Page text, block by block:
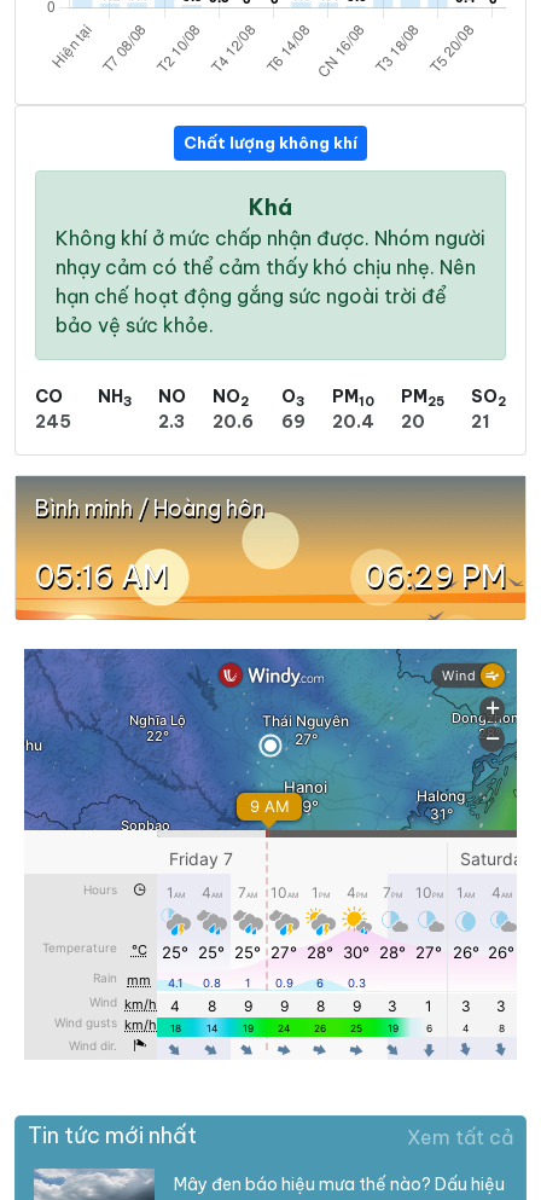
Chất lượng không khí
Khá
Không khí ở mức chấp nhận được. Nhóm người
nhạy cảm có thể cảm thấy khó chịu nhẹ. Nên
hạn chế hoạt động gắng sức ngoài trời để
bảo vệ sức khỏe.
CO
245
NH3
NO
2.3
NO2
20.6
O3
69
PM10
20.4
PM25
20
SO2
21
Bình minh / Hoàng hôn
05:16 AM 06:29 PM
Tin tức mới nhất Xem tất cả
Mây đen báo hiệu mưa thế nào? Dấu hiệu